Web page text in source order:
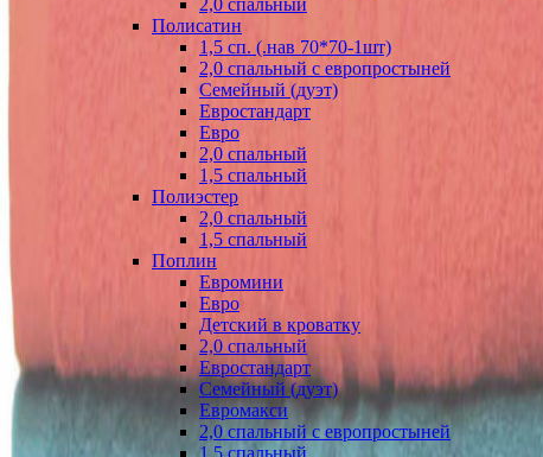
2,0 спальный
Полисатин
1,5 сп. (.нав 70*70-1шт)
2,0 спальный с европростыней
Семейный (дуэт)
Евростандарт
Евро
2,0 спальный
1,5 спальный
Полиэстер
2,0 спальный
1,5 спальный
Поплин
Евромини
Евро
Детский в кроватку
2,0 спальный
Евростандарт
Семейный (дуэт)
Евромакси
2,0 спальный с европростыней